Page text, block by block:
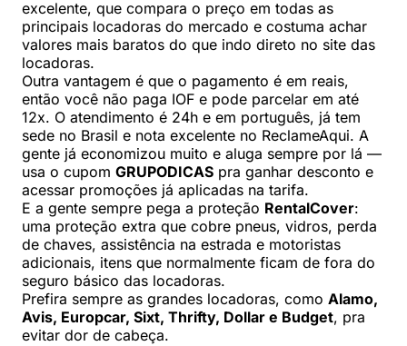
excelente, que compara o preço em todas as
principais locadoras do mercado e costuma achar
valores mais baratos do que indo direto no site das
locadoras.
Outra vantagem é que o pagamento é em reais,
então você não paga IOF e pode parcelar em até
12x. O atendimento é 24h e em português, já tem
sede no Brasil e nota excelente no ReclameAqui. A
gente já economizou muito e aluga sempre por lá —
usa o cupom GRUPODICAS pra ganhar desconto e
acessar promoções já aplicadas na tarifa.
E a gente sempre pega a proteção RentalCover:
uma proteção extra que cobre pneus, vidros, perda
de chaves, assistência na estrada e motoristas
adicionais, itens que normalmente ficam de fora do
seguro básico das locadoras.
Prefira sempre as grandes locadoras, como Alamo,
Avis, Europcar, Sixt, Thrifty, Dollar e Budget, pra
evitar dor de cabeça.